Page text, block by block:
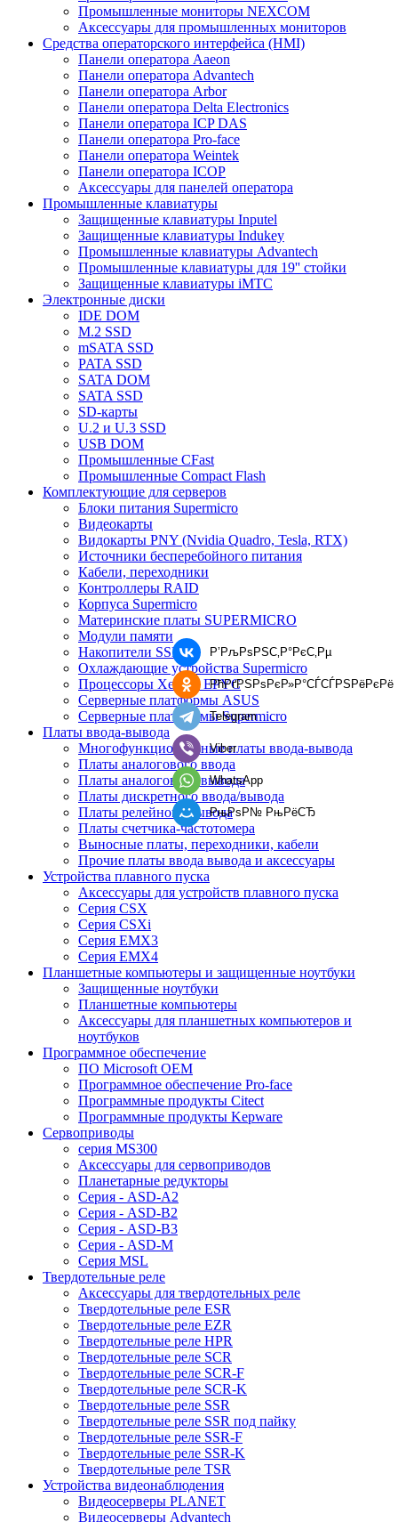
Промышленные мониторы NEXCOM
Аксессуары для промышленных мониторов
Средства операторского интерфейса (HMI)
Панели оператора Aaeon
Панели оператора Advantech
Панели оператора Arbor
Панели оператора Delta Electronics
Панели оператора ICP DAS
Панели оператора Pro-face
Панели оператора Weintek
Панели оператора ICOP
Аксессуары для панелей оператора
Промышленные клавиатуры
Защищенные клавиатуры Inputel
Защищенные клавиатуры Indukey
Промышленные клавиатуры Advantech
Промышленные клавиатуры для 19'' стойки
Защищенные клавиатуры iMTC
Электронные диски
IDE DOM
M.2 SSD
mSATA SSD
PATA SSD
SATA DOM
SATA SSD
SD-карты
U.2 и U.3 SSD
USB DOM
Промышленные CFast
Промышленные Compact Flash
Комплектующие для серверов
Блоки питания Supermicro
Видеокарты
Видокарты PNY (Nvidia Quadro, Tesla, RTX)
Источники бесперебойного питания
Кабели, переходники
Контроллеры RAID
Корпуса Supermicro
Материнские платы SUPERMICRO
Модули памяти
Накопители SSD
Охлаждающие устройства Supermicro
Процессоры Xeon и EPYC
Серверные платформы ASUS
Серверные платформы Supermicro
Платы ввода-вывода
Многофункциональные платы ввода-вывода
Платы аналогового ввода
Платы аналогового вывода
Платы дискретного ввода/вывода
Платы релейного вывода
Платы счетчика-частотомера
Выносные платы, переходники, кабели
Прочие платы ввода вывода и аксессуары
Устройства плавного пуска
Аксессуары для устройств плавного пуска
Серия CSX
Серия CSXi
Серия EMX3
Серия EMX4
Планшетные компьютеры и защищенные ноутбуки
Защищенные ноутбуки
Планшетные компьютеры
Аксессуары для планшетных компьютеров и
ноутбуков
Программное обеспечение
ПО Microsoft OEM
Программное обеспечение Pro-face
Программные продукты Citect
Программные продукты Kepware
Сервоприводы
серия MS300
Аксессуары для сервоприводов
Планетарные редукторы
Серия - ASD-A2
Серия - ASD-B2
Серия - ASD-B3
Серия - ASD-M
Серия MSL
Твердотельные реле
Аксессуары для твердотельных реле
Твердотельные реле ESR
Твердотельные реле EZR
Твердотельные реле HPR
Твердотельные реле SCR
Твердотельные реле SCR-F
Твердотельные реле SCR-K
Твердотельные реле SSR
Твердотельные реле SSR под пайку
Твердотельные реле SSR-F
Твердотельные реле SSR-K
Твердотельные реле TSR
Устройства видеонаблюдения
Видеосерверы PLANET
Видеосерверы Advantech
Р’РљРѕРЅС‚Р°РєС‚Рµ
РћРґРЅРѕРєР»Р°СЃСЃРЅРёРєРё
Telegram
Viber
WhatsApp
РњРѕР№ РњРёСЂ